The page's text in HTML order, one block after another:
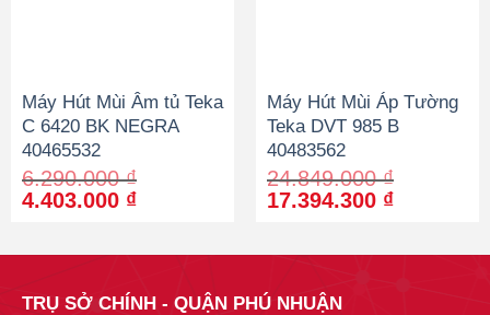
Máy Hút Mùi Âm tủ Teka
C 6420 BK NEGRA
40465532
6.290.000₫
Original
4.403.000 ₫Current
Máy Hút Mùi Áp Tường
Teka DVT 985 B
40483562
24.849.000₫
Original
17.394.300 ₫Current
TRỤ SỞ CHÍNH - QUẬN PHÚ NHUẬN